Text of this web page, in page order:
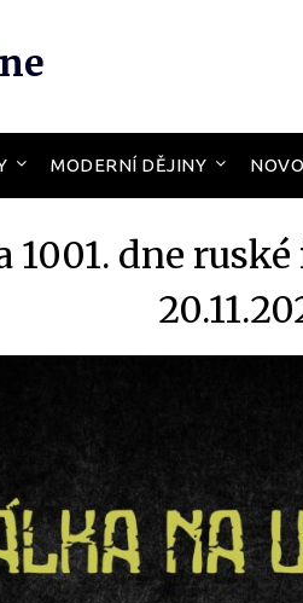
MODERNÍ DĚJINY
1001. dne